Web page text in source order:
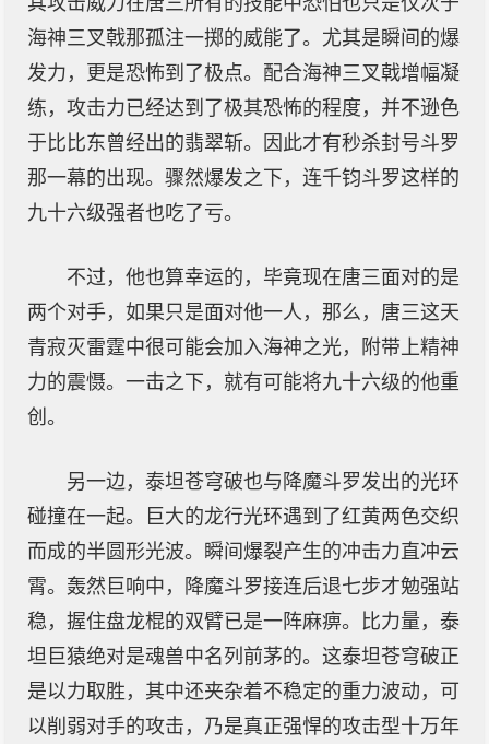
海神三叉戟那孤注一掷的威能了。尤其是瞬间的爆
发力，更是恐怖到了极点。配合海神三叉戟增幅凝
练，攻击力已经达到了极其恐怖的程度，并不逊色
于比比东曾经出的翡翠斩。因此才有秒杀封号斗罗
那一幕的出现。骤然爆发之下，连千钧斗罗这样的
九十六级强者也吃了亏。
不过，他也算幸运的，毕竟现在唐三面对的是
两个对手，如果只是面对他一人，那么，唐三这天
青寂灭雷霆中很可能会加入海神之光，附带上精神
力的震慑。一击之下，就有可能将九十六级的他重
创。
另一边，泰坦苍穹破也与降魔斗罗发出的光环
碰撞在一起。巨大的龙行光环遇到了红黄两色交织
而成的半圆形光波。瞬间爆裂产生的冲击力直冲云
霄。轰然巨响中，降魔斗罗接连后退七步才勉强站
稳，握住盘龙棍的双臂已是一阵麻痹。比力量，泰
坦巨猿绝对是魂兽中名列前茅的。这泰坦苍穹破正
是以力取胜，其中还夹杂着不稳定的重力波动，可
以削弱对手的攻击，乃是真正强悍的攻击型十万年